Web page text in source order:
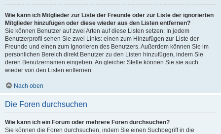
Wie kann ich Mitglieder zur Liste der Freunde oder zur Liste der ignorierten
Mitglieder hinzufügen oder diese wieder aus den Listen entfernen?
Sie können Benutzer auf zwei Arten auf diese Listen setzen: In jedem
Benutzerprofil sehen Sie zwei Links: einen zum Hinzufügen zur Liste der
Freunde und einen zum Ignorieren des Benutzers. Außerdem können Sie im
persönlichen Bereich direkt Benutzer zu den Listen hinzufügen, indem Sie
deren Benutzernamen eingeben. An gleicher Stelle können Sie sie auch
wieder von den Listen entfernen.
Nach oben
Die Foren durchsuchen
Wie kann ich ein Forum oder mehrere Foren durchsuchen?
Sie können die Foren durchsuchen, indem Sie einen Suchbegriff in die